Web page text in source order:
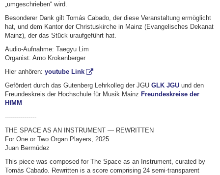
„umgeschrieben“ wird.
Besonderer Dank gilt Tomás Cabado, der diese Veranstaltung ermöglicht
hat, und dem Kantor der Christuskirche in Mainz (Evangelisches Dekanat
Mainz), der das Stück uraufgeführt hat.
Audio-Aufnahme: Taegyu Lim
Organist: Arno Krokenberger
Hier anhören: youtube Link
Gefördert durch das Gutenberg Lehrkolleg der JGU GLK JGU und den
Freundeskreis der Hochschule für Musik Mainz Freundeskreise der
HfMM
----------------
THE SPACE AS AN INSTRUMENT — REWRITTEN
For One or Two Organ Players, 2025
Juan Bermúdez
This piece was composed for The Space as an Instrument, curated by
Tomás Cabado. Rewritten is a score comprising 24 semi-transparent